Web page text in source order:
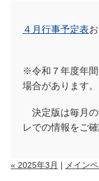
４月行事予定表
※令和７年度年
場合があります。
決定版は毎月の
レでの情報をご確
« 2025年3月 | メイン